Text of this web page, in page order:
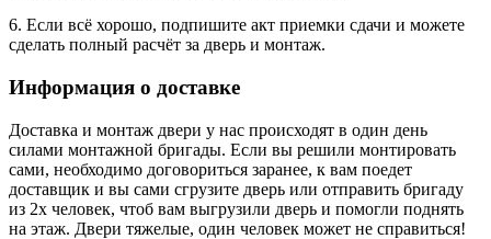
6. Если всё хорошо, подпишите акт приемки сдачи и можете
сделать полный расчёт за дверь и монтаж.
Информация о доставке
Доставка и монтаж двери у нас происходят в один день
силами монтажной бригады. Если вы решили монтировать
сами, необходимо договориться заранее, к вам поедет
доставщик и вы сами сгрузите дверь или отправить бригаду
из 2х человек, чтоб вам выгрузили дверь и помогли поднять
на этаж. Двери тяжелые, один человек может не справиться!